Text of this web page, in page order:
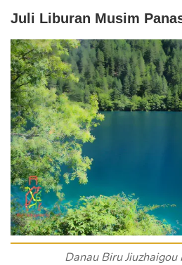
Juli Liburan Musim
Danau Biru